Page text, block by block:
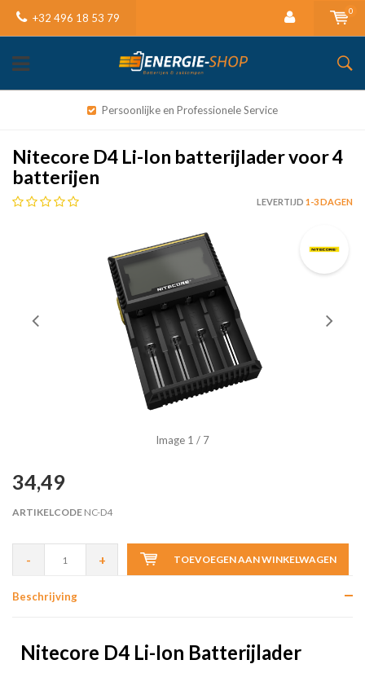
+32 496 18 53 79
0
Persoonlijke en Professionele Service
Nitecore D4 Li-Ion batterijlader voor 4
batterijen
LEVERTIJD 1-3 DAGEN
Image 1 / 7
34,49
ARTIKELCODE NC-D4
- + TOEVOEGEN AAN WINKELWAGEN
Beschrijving
Nitecore D4 Li-Ion Batterijlader